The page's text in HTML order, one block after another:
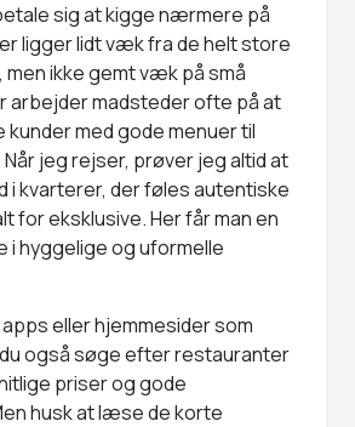
sig at kigge nærmere på
ligger lidt væk fra de helt store
ikke gemt væk på små
arbejder madsteder ofte på at
med gode menuer til
jeg rejser, prøver jeg altid at
i kvarterer, der føles autentiske
for eksklusive. Her får man en
hyggelige og uformelle
eller hjemmesider som
du også søge efter restauranter
priser og gode
husk at læse de korte